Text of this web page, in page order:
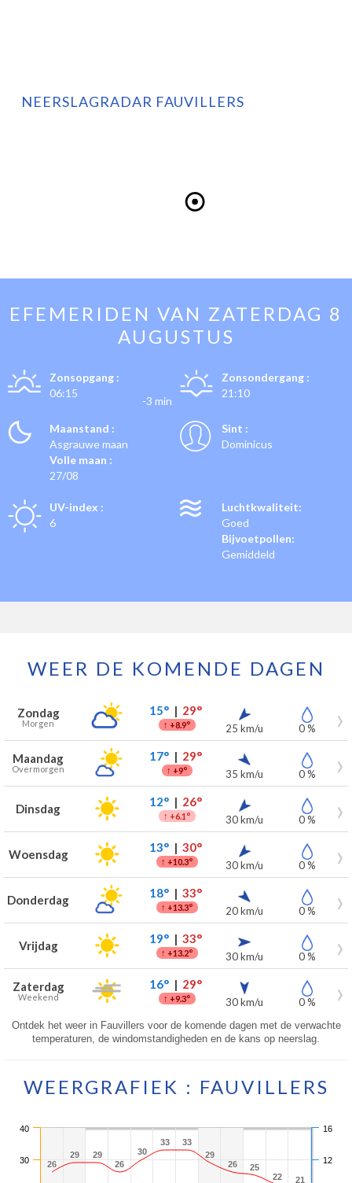
NEERSLAGRADAR FAUVILLERS
EFEMERIDEN VAN ZATERDAG 8
AUGUSTUS
Zonsopgang :
06:15
-3 min
Zonsondergang :
21:10
Maanstand :
Asgrauwe maan
Volle maan :
27/08
Sint :
Dominicus
UV-index :
6
Luchtkwaliteit:
Goed
Bijvoetpollen:
Gemiddeld
WEER DE KOMENDE DAGEN
Weersverwachting voor Fauvillers voor de komende 7 dagen
Dag Weer Temperaturen Wind Neerslag
Zondag
Morgen
15°| 29°
↑ +8.9° 25 km/u 0 %
Maandag
Overmorgen
17°| 29°
↑ +9° 35 km/u 0 %
Dinsdag 12°| 26°
↑ +6.1° 30 km/u 0 %
Woensdag 13°| 30°
↑ +10.3° 30 km/u 0 %
Donderdag 18°| 33°
↑ +13.3° 20 km/u 0 %
Vrijdag 19°| 33°
↑ +13.2° 30 km/u 0 %
Zaterdag
Weekend
16°| 29°
↑ +9.3° 30 km/u 0 %
Ontdek het weer in Fauvillers voor de komende dagen met de verwachte
temperaturen, de windomstandigheden en de kans op neerslag.
WEERGRAFIEK : FAUVILLERS
26
26
29
29 29
29
26
26
30
30
33
33 33
33
29
29
26
26 25
25
22
22 21
21
30
40
12
16